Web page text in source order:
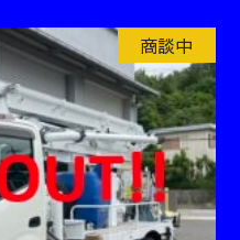
商談中